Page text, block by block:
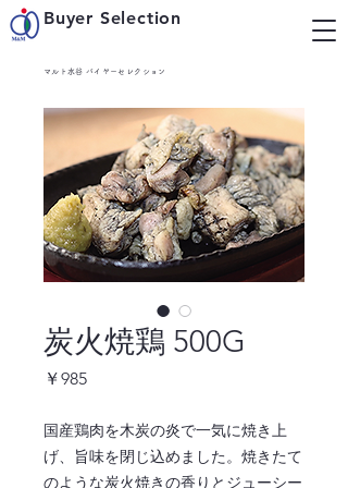
Buyer Selection
マルト水谷 バイヤーセレクション
炭火焼鶏 500G
￥985価
国産鶏肉を木炭の炎で一気に焼き上
げ、旨味を閉じ込めました。焼きたて
のような炭火焼きの香りとジューシー